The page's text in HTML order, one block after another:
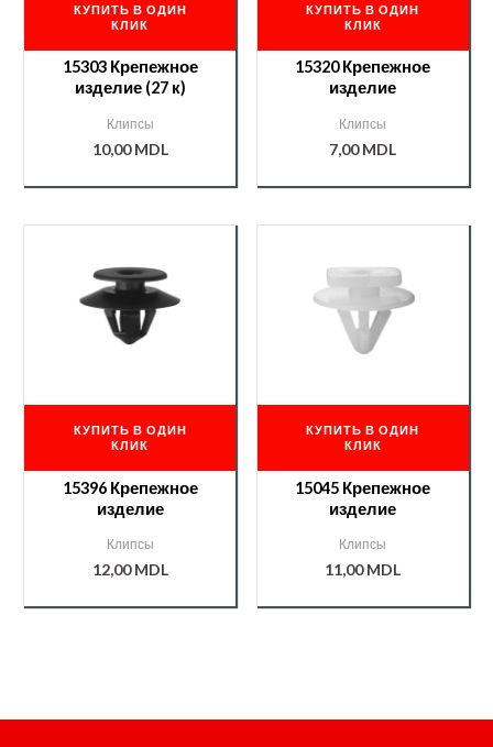
КУПИТЬ В ОДИН
КЛИК
15303 Крепежное
изделие (27 к)
Клипсы
10,00MDL
КУПИТЬ В ОДИН
КЛИК
15320 Крепежное
изделие
Клипсы
7,00MDL
КУПИТЬ В ОДИН
КЛИК
15396 Крепежное
изделие
Клипсы
12,00MDL
КУПИТЬ В ОДИН
КЛИК
15045 Крепежное
изделие
Клипсы
11,00MDL